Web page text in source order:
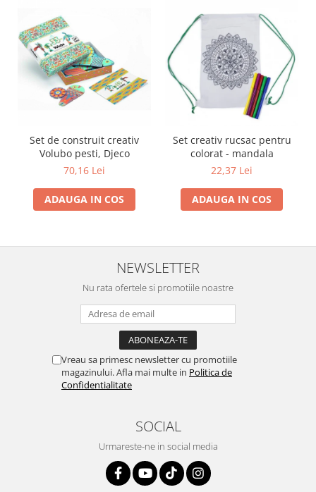
Zoch
Set de construit creativ
Volubo pesti, Djeco
70,16 Lei
ADAUGA IN COS
Set creativ rucsac pentru
colorat - mandala
22,37 Lei
ADAUGA IN COS
NEWSLETTER
Nu rata ofertele si promotiile noastre
Vreau sa primesc newsletter cu promotiile
magazinului. Afla mai multe in Politica de
Confidentialitate
SOCIAL
Urmareste-ne in social media